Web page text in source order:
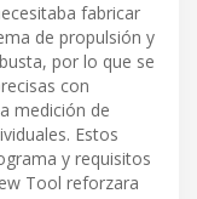
fabricar
de propulsión y
por lo que se
con
medición de
Estos
y requisitos
Tool reforzara